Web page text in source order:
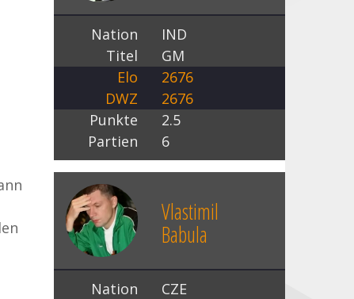
Nation
IND
Titel
GM
Elo
2676
DWZ
2676
Punkte
2.5
Partien
6
Vlastimil
Babula
Nation
CZE